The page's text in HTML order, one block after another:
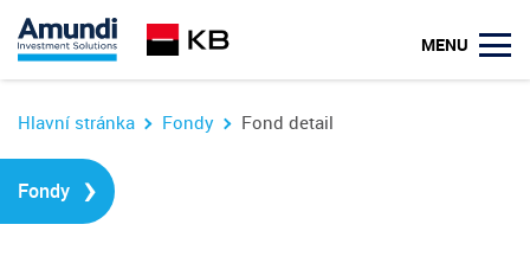
MENU
Hlavní stránka Fondy Fond detail
Fondy ›